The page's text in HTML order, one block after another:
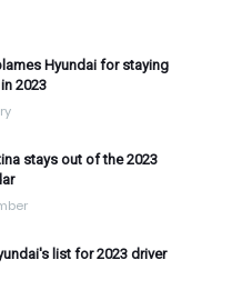
Hyundai for staying
2023
stays out of the 2023
list for 2023 driver